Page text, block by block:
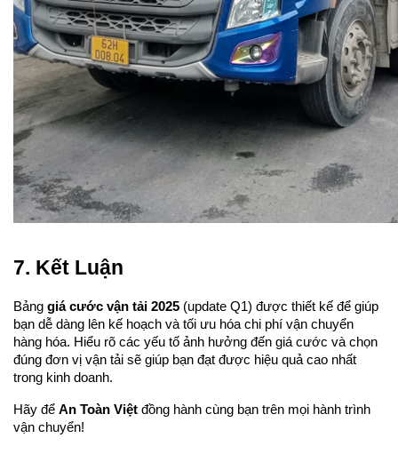
7. Kết Luận
Bảng giá cước vận tải 2025 (update Q1) được thiết kế để giúp
bạn dễ dàng lên kế hoạch và tối ưu hóa chi phí vận chuyển
hàng hóa. Hiểu rõ các yếu tố ảnh hưởng đến giá cước và chọn
đúng đơn vị vận tải sẽ giúp bạn đạt được hiệu quả cao nhất
trong kinh doanh.
Hãy để An Toàn Việt đồng hành cùng bạn trên mọi hành trình
vận chuyển!